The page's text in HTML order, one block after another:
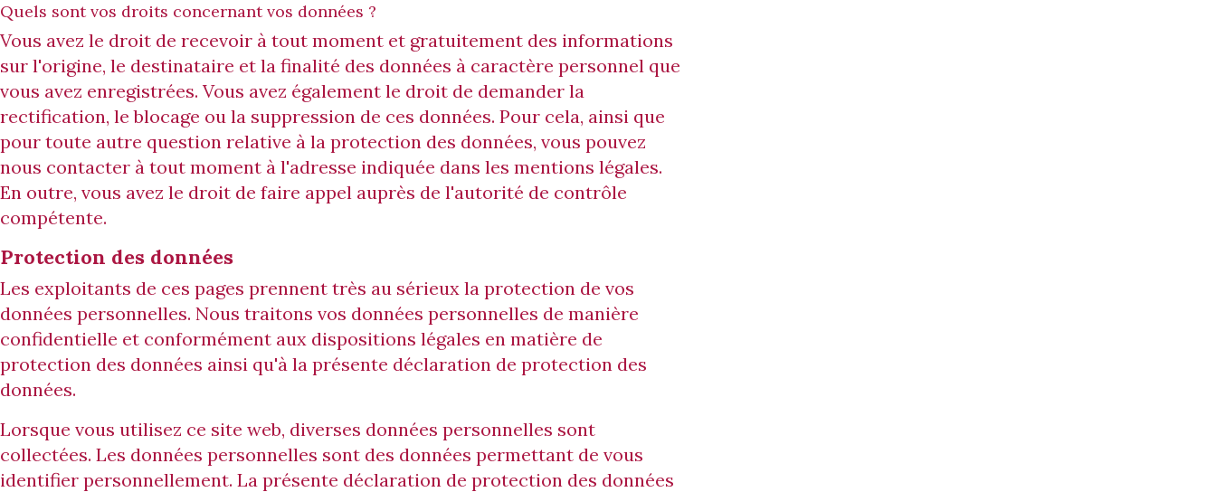
Quels sont vos droits concernant vos données ?
Vous avez le droit de recevoir à tout moment et gratuitement des informations
sur l'origine, le destinataire et la finalité des données à caractère personnel que
vous avez enregistrées. Vous avez également le droit de demander la
rectification, le blocage ou la suppression de ces données. Pour cela, ainsi que
pour toute autre question relative à la protection des données, vous pouvez
nous contacter à tout moment à l'adresse indiquée dans les mentions légales.
En outre, vous avez le droit de faire appel auprès de l'autorité de contrôle
compétente.
Protection des données
Les exploitants de ces pages prennent très au sérieux la protection de vos
données personnelles. Nous traitons vos données personnelles de manière
confidentielle et conformément aux dispositions légales en matière de
protection des données ainsi qu'à la présente déclaration de protection des
données.
Lorsque vous utilisez ce site web, diverses données personnelles sont
collectées. Les données personnelles sont des données permettant de vous
identifier personnellement. La présente déclaration de protection des données